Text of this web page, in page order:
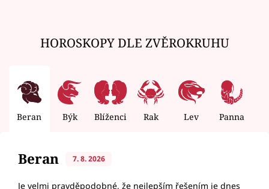
HOROSKOPY DLE ZVĚROKRUHU
Beran Býk Blíženci Rak Lev Panna
Beran 7. 8. 2026
Je velmi pravděpodobné, že nejlepším řešením je dnes